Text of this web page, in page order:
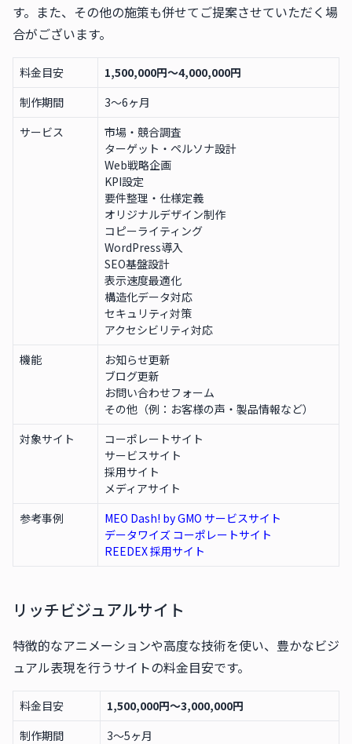
す。また、その他の施策も併せてご提案させていただく場
合がございます。
料金目安
1,500,000円〜4,000,000円
制作期間
3〜6ヶ月
サービス
市場・競合調査
ターゲット・ペルソナ設計
Web戦略企画
KPI設定
要件整理・仕様定義
オリジナルデザイン制作
コピーライティング
WordPress導入
SEO基盤設計
表示速度最適化
構造化データ対応
セキュリティ対策
アクセシビリティ対応
機能
お知らせ更新
ブログ更新
お問い合わせフォーム
その他（例：お客様の声・製品情報など）
対象サイト
コーポレートサイト
サービスサイト
採用サイト
メディアサイト
参考事例
MEO Dash! by GMO サービスサイト
データワイズ コーポレートサイト
REEDEX 採用サイト
リッチビジュアルサイト
特徴的なアニメーションや高度な技術を使い、豊かなビジ
ュアル表現を行うサイトの料金目安です。
料金目安
1,500,000円〜3,000,000円
制作期間
3〜5ヶ月